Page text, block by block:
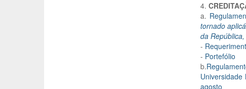
4.
a.
tornado
da
-
- Portefólio
b.
agosto